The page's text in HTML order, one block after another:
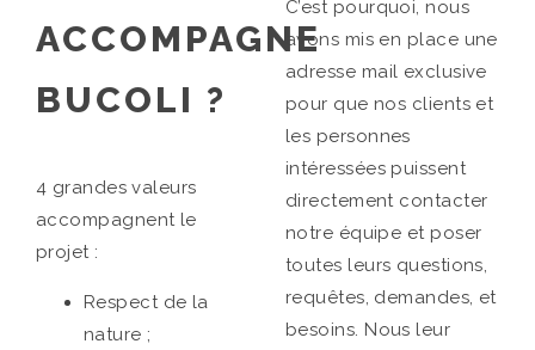
ACCOMPAGNE
BUCOLI ?
4 grandes valeurs
accompagnent le
projet :
Respect de la
nature ;
C’est pourquoi, nous
avons mis en place une
adresse mail exclusive
pour que nos clients et
les personnes
intéressées puissent
directement contacter
notre équipe et poser
toutes leurs questions,
requêtes, demandes, et
besoins. Nous leur